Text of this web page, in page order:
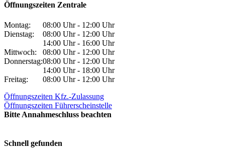
Öffnungszeiten Zentrale
Montag:
08:00 Uhr - 12:00 Uhr
Dienstag:
08:00 Uhr - 12:00 Uhr
14:00 Uhr - 16:00 Uhr
Mittwoch:
08:00 Uhr - 12:00 Uhr
Donnerstag:08:00 Uhr - 12:00 Uhr
14:00 Uhr - 18:00 Uhr
Freitag:
08:00 Uhr - 12:00 Uhr
Öffnungszeiten Kfz.-Zulassung
Öffnungszeiten Führerscheinstelle
Bitte Annahmeschluss beachten
Schnell gefunden